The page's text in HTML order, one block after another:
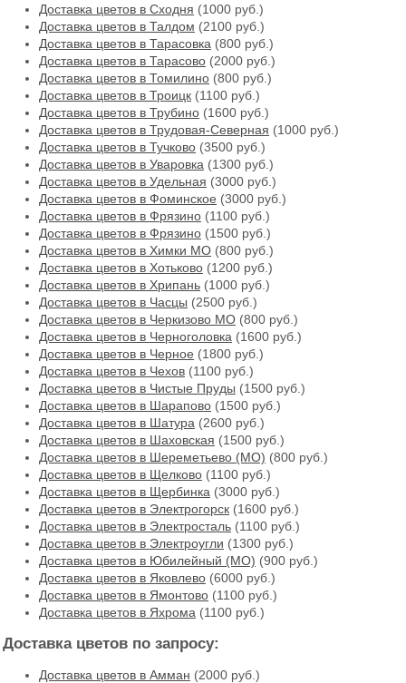
Доставка цветов в Сходня (1000 руб.)
Доставка цветов в Талдом (2100 руб.)
Доставка цветов в Тарасовка (800 руб.)
Доставка цветов в Тарасово (2000 руб.)
Доставка цветов в Томилино (800 руб.)
Доставка цветов в Троицк (1100 руб.)
Доставка цветов в Трубино (1600 руб.)
Доставка цветов в Трудовая-Северная (1000 руб.)
Доставка цветов в Тучково (3500 руб.)
Доставка цветов в Уваровка (1300 руб.)
Доставка цветов в Удельная (3000 руб.)
Доставка цветов в Фоминское (3000 руб.)
Доставка цветов в Фрязино (1100 руб.)
Доставка цветов в Фрязино (1500 руб.)
Доставка цветов в Химки МО (800 руб.)
Доставка цветов в Хотьково (1200 руб.)
Доставка цветов в Хрипань (1000 руб.)
Доставка цветов в Часцы (2500 руб.)
Доставка цветов в Черкизово МО (800 руб.)
Доставка цветов в Черноголовка (1600 руб.)
Доставка цветов в Черное (1800 руб.)
Доставка цветов в Чехов (1100 руб.)
Доставка цветов в Чистые Пруды (1500 руб.)
Доставка цветов в Шарапово (1500 руб.)
Доставка цветов в Шатура (2600 руб.)
Доставка цветов в Шаховская (1500 руб.)
Доставка цветов в Шереметьево (МО) (800 руб.)
Доставка цветов в Щелково (1100 руб.)
Доставка цветов в Щербинка (3000 руб.)
Доставка цветов в Электрогорск (1600 руб.)
Доставка цветов в Электросталь (1100 руб.)
Доставка цветов в Электроугли (1300 руб.)
Доставка цветов в Юбилейный (МО) (900 руб.)
Доставка цветов в Яковлево (6000 руб.)
Доставка цветов в Ямонтово (1100 руб.)
Доставка цветов в Яхрома (1100 руб.)
Доставка цветов по запросу:
Доставка цветов в Амман (2000 руб.)